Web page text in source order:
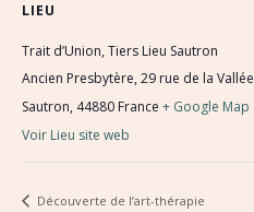
LIEU
Trait d’Union, Tiers Lieu Sautron
Ancien Presbytère, 29 rue de la Vallée
Sautron, 44880 France + Google Map
Voir Lieu site web
Découverte de l’art-thérapie